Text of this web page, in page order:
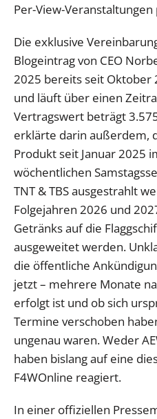
Per-View-
Die exklusive
Blogeintrag von CEO
2025 bereits seit Oktober
und läuft über einen
Vertragswert beträgt
erklärte darin außerdem,
Produkt seit Januar 2025
wöchentlichen
TNT & TBS ausgestrahlt
Folgejahren 2026 und
Getränks auf die
ausgeweitet werden.
die öffentliche
jetzt – mehrere Monate
erfolgt ist und ob sich
Termine verschoben
ungenau waren. Weder
haben bislang auf eine
F4WOnline reagiert.
In einer offiziellen